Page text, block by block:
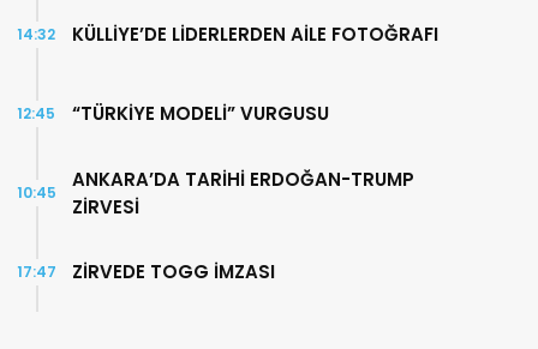
KÜLLİYE’DE LİDERLERDEN AİLE FOTOĞRAFI
14:32
“TÜRKİYE MODELİ” VURGUSU
12:45
ANKARA’DA TARİHİ ERDOĞAN-TRUMP
ZİRVESİ
10:45
ZİRVEDE TOGG İMZASI
17:47